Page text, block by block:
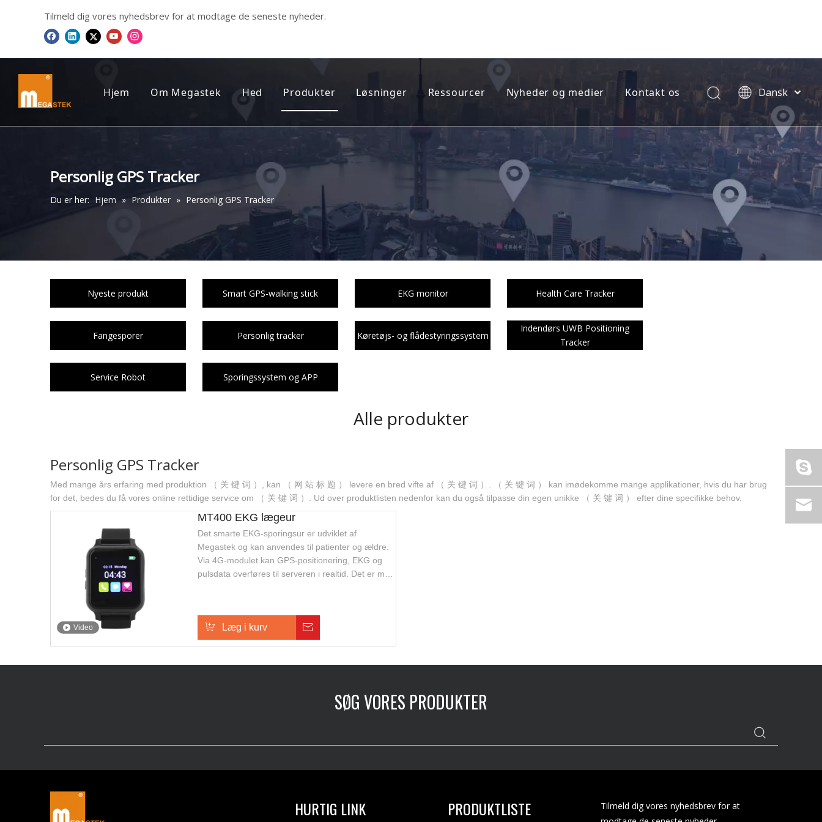
Hjem Om Megastek
VORES UDTALELSER
Hed Produkter
Smart GPS-walking stick
Health Care Tracker
Fangesporer
Personlig tracker
Indendørs UWB Positioning Tracker
Sporingssystem og APP
Service Robot
Løsninger
Sporing af sundhedsvæsen
Personlig sporing
Flådestyring og brændstofovervågning
Indendørs UWB-positionering
Hospitalspersonale og Asset Management
Ressourcer
Teknisk support online jobordre
EFTERSALGSSERVICE (RMA FORM)
Nyheder og medier Kontakt os
Dansk
norsk
språk
한국어
日本語
Italiano
Deutsch
Português
Français
Tilmeld dig vores nyhedsbrev for at modtage de seneste nyheder.
Personlig GPS Tracker
Du er her: Hjem » Produkter » Personlig GPS Tracker
Nyeste produkt Smart GPS-walking stick EKG monitor Health Care Tracker
Fangesporer Personlig tracker Køretøjs- og flådestyringssystem
Indendørs UWB Positioning
Tracker
Service Robot Sporingssystem og APP
Alle produkter
Personlig GPS Tracker
Med mange års erfaring med produktion （ 关 键 词 ）, kan （ 网 站 标 题 ） levere en bred vifte af （ 关 键 词 ）. （ 关 键 词 ） kan imødekomme mange applikationer, hvis du har brug
for det, bedes du få vores online rettidige service om （ 关 键 词 ）. Ud over produktlisten nedenfor kan du også tilpasse din egen unikke （ 关 键 词 ） efter dine specifikke behov.
Video
MT400 EKG lægeur
Det smarte EKG-sporingsur er udviklet af
Megastek og kan anvendes til patienter og ældre.
Via 4G-modulet kan GPS-positionering, EKG og
pulsdata overføres til serveren i realtid. Det er med
kan gøre brugeren nemmere at håndtere alle urets
funktioner.Læg i kurv
SØG VORES PRODUKTER
HURTIG LINK PRODUKTLISTE
Tilmeld dig vores nyhedsbrev for at